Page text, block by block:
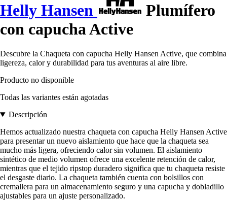
Helly Hansen
Plumífero
con capucha Active
Descubre la Chaqueta con capucha Helly Hansen Active, que combina
ligereza, calor y durabilidad para tus aventuras al aire libre.
Producto no disponible
Todas las variantes están agotadas
Descripción
Hemos actualizado nuestra chaqueta con capucha Helly Hansen Active
para presentar un nuevo aislamiento que hace que la chaqueta sea
mucho más ligera, ofreciendo calor sin volumen. El aislamiento
sintético de medio volumen ofrece una excelente retención de calor,
mientras que el tejido ripstop duradero significa que tu chaqueta resiste
el desgaste diario. La chaqueta también cuenta con bolsillos con
cremallera para un almacenamiento seguro y una capucha y dobladillo
ajustables para un ajuste personalizado.